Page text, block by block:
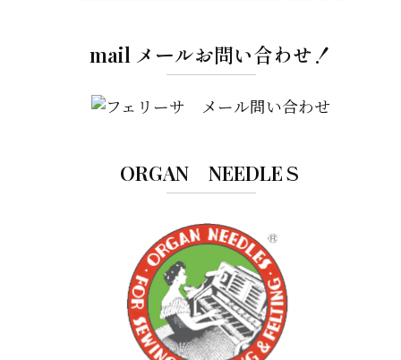
mail メールお問い合わせ！
ORGAN NEEDLEＳ